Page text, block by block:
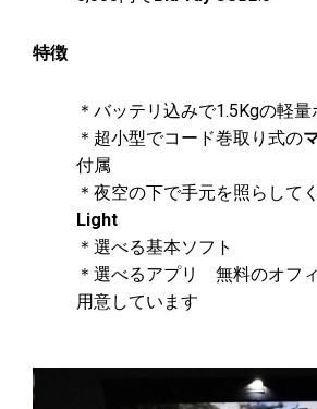
特徴
＊バッテリ込みで1.5Kgの軽量
＊超小型でコード巻取り式の
付属
＊夜空の下で手元を照らして
Light
＊選べる基本ソフト
＊選べるアプリ 無料のオフ
用意しています